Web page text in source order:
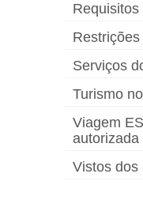
Requisitos
Restrições
Serviços
Turismo
Viagem
autorizada
Vistos dos